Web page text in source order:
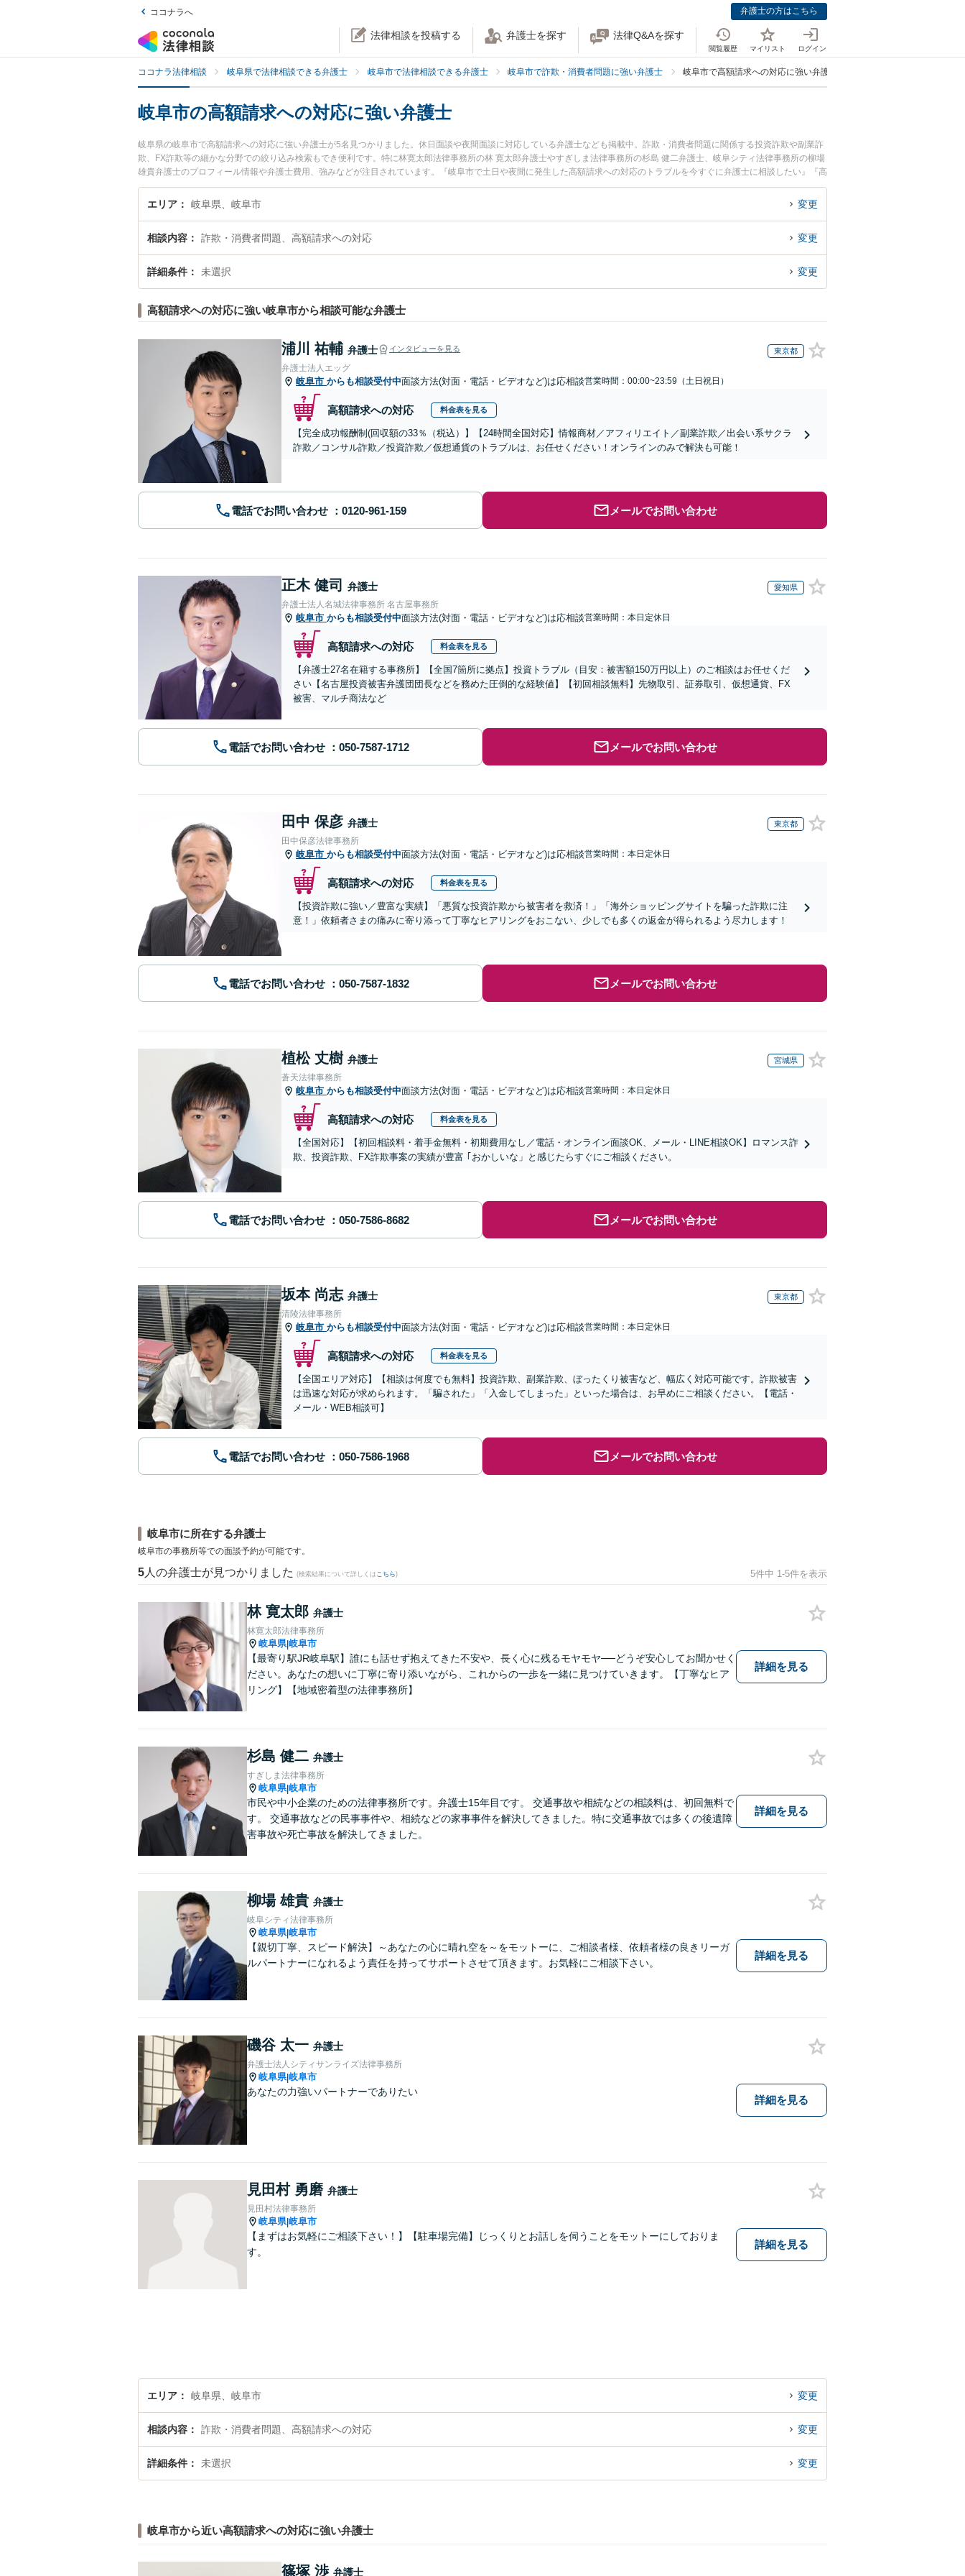
ココナラへ 弁護士の方はこちら
法律相談を投稿する 弁護士を探す 法律Q&Aを探す
閲覧履歴 マイリスト ログイン
ココナラ法律相談 岐阜県で法律相談できる弁護士 岐阜市で法律相談できる弁護士 岐阜市で詐欺・消費者問題に強い弁護士 岐阜市で高額請求への対応に強い弁護士
岐阜市の高額請求への対応に強い弁護士
岐阜県の岐阜市で高額請求への対応に強い弁護士が5名見つかりました。休日面談や夜間面談に対応している弁護士なども掲載中。詐欺・消費者問題に関係する投資詐欺や副業詐
欺、FX詐欺等の細かな分野での絞り込み検索もでき便利です。特に林寛太郎法律事務所の林 寛太郎弁護士やすぎしま法律事務所の杉島 健二弁護士、岐阜シティ法律事務所の柳場
雄貴弁護士のプロフィール情報や弁護士費用、強みなどが注目されています。『岐阜市で土日や夜間に発生した高額請求への対応のトラブルを今すぐに弁護士に相談したい』『高
額請求への対応のトラブル解決の実績豊富な近くの弁護士を検索したい』『初回相談無料で高額請求への対応を法律相談できる岐阜市内の弁護士に相談予約したい』などでお困り
の相談者さんにおすすめです。
エリア 岐阜県、岐阜市 変更
相談内容 詐欺・消費者問題、高額請求への対応 変更
詳細条件 未選択 変更
高額請求への対応に強い岐阜市から相談可能な弁護士
浦川 祐輔 弁護士 インタビューを見る 東京都
弁護士法人エッグ
岐阜市 からも相談受付中面談方法(対面・電話・ビデオなど)は応相談営業時間：00:00~23:59（土日祝日）
高額請求への対応 料金表を見る
【完全成功報酬制(回収額の33％（税込）】【24時間全国対応】情報商材／アフィリエイト／副業詐欺／出会い系サクラ
詐欺／コンサル詐欺／投資詐欺／仮想通貨のトラブルは、お任せください！オンラインのみで解決も可能！
電話でお問い合わせ メールでお問い合わせ
正木 健司 弁護士 愛知県
弁護士法人名城法律事務所 名古屋事務所
岐阜市 からも相談受付中面談方法(対面・電話・ビデオなど)は応相談営業時間：本日定休日
高額請求への対応 料金表を見る
【弁護士27名在籍する事務所】【全国7箇所に拠点】投資トラブル（目安：被害額150万円以上）のご相談はお任せくだ
さい【名古屋投資被害弁護団団長などを務めた圧倒的な経験値】【初回相談無料】先物取引、証券取引、仮想通貨、FX
被害、マルチ商法など
電話でお問い合わせ メールでお問い合わせ
田中 保彦 弁護士 東京都
田中保彦法律事務所
岐阜市 からも相談受付中面談方法(対面・電話・ビデオなど)は応相談営業時間：本日定休日
高額請求への対応 料金表を見る
【投資詐欺に強い／豊富な実績】「悪質な投資詐欺から被害者を救済！」「海外ショッピングサイトを騙った詐欺に注
意！」依頼者さまの痛みに寄り添って丁寧なヒアリングをおこない、少しでも多くの返金が得られるよう尽力します！
電話でお問い合わせ メールでお問い合わせ
植松 丈樹 弁護士 宮城県
蒼天法律事務所
岐阜市 からも相談受付中面談方法(対面・電話・ビデオなど)は応相談営業時間：本日定休日
高額請求への対応 料金表を見る
【全国対応】【初回相談料・着手金無料・初期費用なし／電話・オンライン面談OK、メール・LINE相談OK】ロマンス詐
欺、投資詐欺、FX詐欺事案の実績が豊富 ｢おかしいな」と感じたらすぐにご相談ください。
電話でお問い合わせ メールでお問い合わせ
坂本 尚志 弁護士 東京都
清陵法律事務所
岐阜市 からも相談受付中面談方法(対面・電話・ビデオなど)は応相談営業時間：本日定休日
高額請求への対応 料金表を見る
【全国エリア対応】【相談は何度でも無料】投資詐欺、副業詐欺、ぼったくり被害など、幅広く対応可能です。詐欺被害
は迅速な対応が求められます。「騙された」「入金してしまった」といった場合は、お早めにご相談ください。【電話・
メール・WEB相談可】
電話でお問い合わせ メールでお問い合わせ
岐阜市に所在する弁護士
岐阜市の事務所等での面談予約が可能です。
5 人の弁護士が見つかりました (検索結果について詳しくは こちら) 5件中 1-5件を表示
林 寛太郎 弁護士
林寛太郎法律事務所
岐阜県|岐阜市
【最寄り駅JR岐阜駅】誰にも話せず抱えてきた不安や、長く心に残るモヤモヤ──どうぞ安心してお聞かせく
ださい。あなたの想いに丁寧に寄り添いながら、これからの一歩を一緒に見つけていきます。【丁寧なヒア
リング】【地域密着型の法律事務所】
詳細を見る
杉島 健二 弁護士
すぎしま法律事務所
岐阜県|岐阜市
市民や中小企業のための法律事務所です。弁護士15年目です。 交通事故や相続などの相談料は、初回無料で
す。 交通事故などの民事事件や、相続などの家事事件を解決してきました。特に交通事故では多くの後遺障
害事故や死亡事故を解決してきました。
詳細を見る
柳場 雄貴 弁護士
岐阜シティ法律事務所
岐阜県|岐阜市
【親切丁寧、スピード解決】～あなたの心に晴れ空を～をモットーに、ご相談者様、依頼者様の良きリーガ
ルパートナーになれるよう責任を持ってサポートさせて頂きます。お気軽にご相談下さい。
詳細を見る
磯谷 太一 弁護士
弁護士法人シティサンライズ法律事務所
岐阜県|岐阜市
あなたの力強いパートナーでありたい
詳細を見る
見田村 勇磨 弁護士
見田村法律事務所
岐阜県|岐阜市
【まずはお気軽にご相談下さい！】【駐車場完備】じっくりとお話しを伺うことをモットーにしておりま
す。
詳細を見る
エリア 岐阜県、岐阜市 変更
相談内容 詐欺・消費者問題、高額請求への対応 変更
詳細条件 未選択 変更
岐阜市から近い高額請求への対応に強い弁護士
篠塚 渉 弁護士